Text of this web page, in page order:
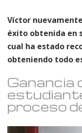
Víctor
éxito obtenida en
cual ha estado
obteniendo todo
Ganancia
proceso